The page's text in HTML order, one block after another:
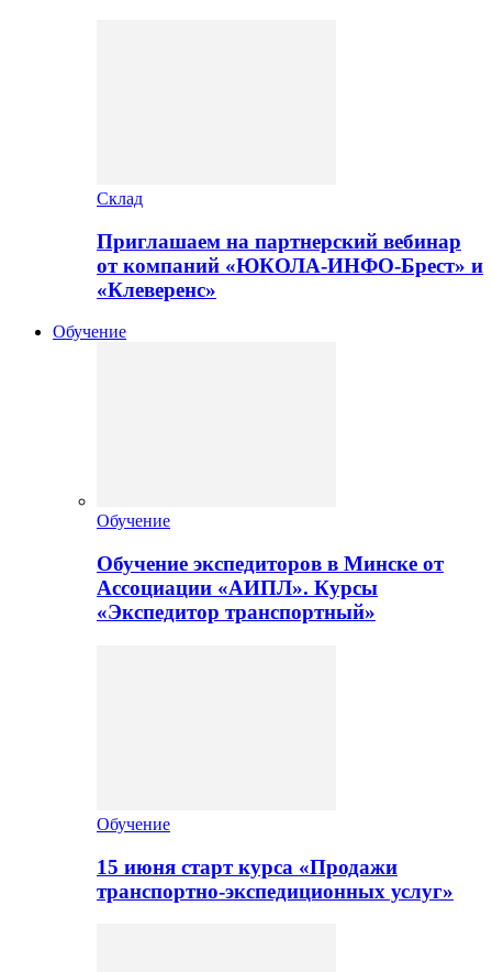
Склад
Приглашаем на партнерский вебинар
от компаний «ЮКОЛА-ИНФО-Брест» и
«Клеверенс»
Обучение
Обучение
Обучение экспедиторов в Минске от
Ассоциации «АИПЛ». Курсы
«Экспедитор транспортный»
Обучение
15 июня старт курса «Продажи
транспортно-экспедиционных услуг»